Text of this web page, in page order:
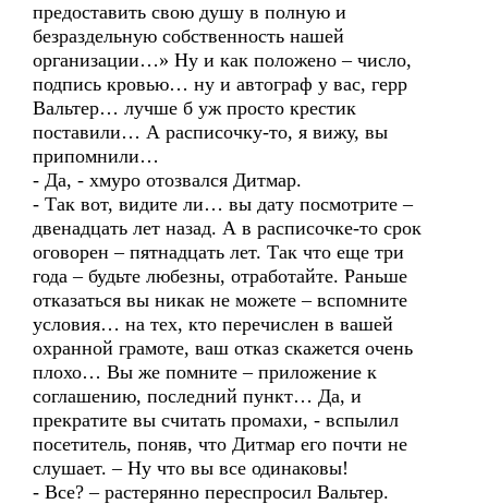
предоставить свою душу в полную и
безраздельную собственность нашей
организации…» Ну и как положено – число,
подпись кровью… ну и автограф у вас, герр
Вальтер… лучше б уж просто крестик
поставили… А расписочку-то, я вижу, вы
припомнили…
- Да, - хмуро отозвался Дитмар.
- Так вот, видите ли… вы дату посмотрите –
двенадцать лет назад. А в расписочке-то срок
оговорен – пятнадцать лет. Так что еще три
года – будьте любезны, отработайте. Раньше
отказаться вы никак не можете – вспомните
условия… на тех, кто перечислен в вашей
охранной грамоте, ваш отказ скажется очень
плохо… Вы же помните – приложение к
соглашению, последний пункт… Да, и
прекратите вы считать промахи, - вспылил
посетитель, поняв, что Дитмар его почти не
слушает. – Ну что вы все одинаковы!
- Все? – растерянно переспросил Вальтер.